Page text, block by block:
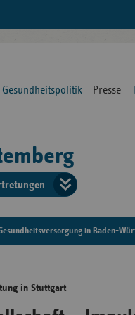
Gesundheitspolitik Presse
der
in Baden-
in Stuttgart